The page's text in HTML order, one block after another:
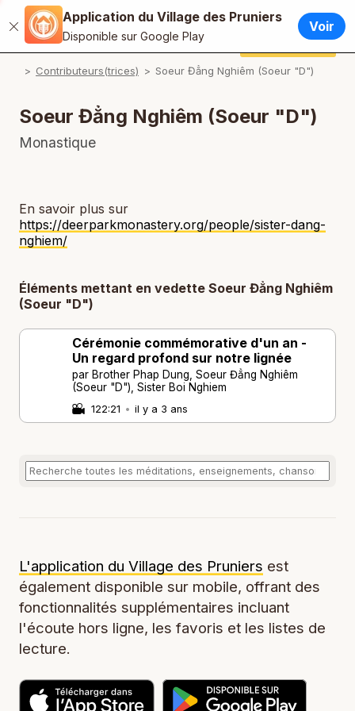
Fermer
Application du Village des Pruniers
Disponible sur Google Play
Voir
Français
English / Anglais
Español / Espagnol
Deutsch / Allemand
ภาษาไทย / Thaï
Application du Village des Pruniers Faire un don
Contributeurs(trices) Soeur Đẳng Nghiêm (Soeur "D")
Soeur Đẳng Nghiêm (Soeur "D")
Monastique
En savoir plus sur
https://deerparkmonastery.org/people/sister-dang-
nghiem/
Éléments mettant en vedette Soeur Đẳng Nghiêm
(Soeur "D")
Cérémonie commémorative d'un an -
Un regard profond sur notre lignée
par Brother Phap Dung, Soeur Đẳng Nghiêm
(Soeur "D"), Sister Boi Nghiem
122:21 • il y a 3 ans
L'application du Village des Pruniers est
également disponible sur mobile, offrant des
fonctionnalités supplémentaires incluant
l'écoute hors ligne, les favoris et les listes de
lecture.